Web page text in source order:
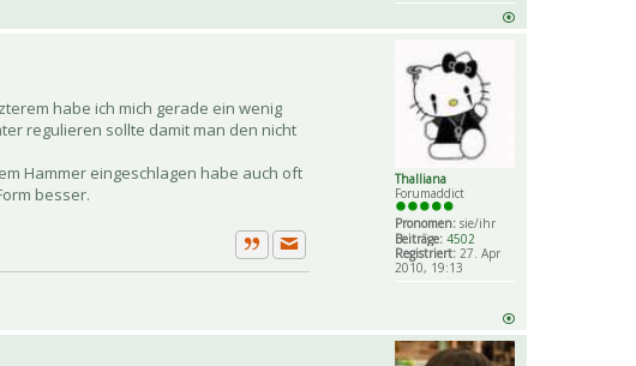
Thalliana
Forumaddict
Pronomen: sie/ihr
Beiträge: 4502
Registriert: 27. Apr
2010, 19:13
habe ich mich gerade ein wenig
regulieren sollte damit man den nicht
Hammer eingeschlagen habe auch oft
besser.
ZitatPrivate Nachricht senden